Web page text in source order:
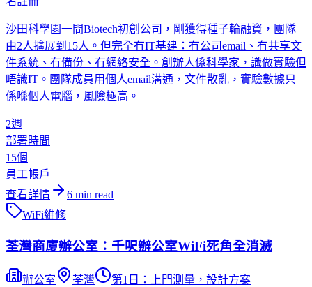
沙田科學園一間Biotech初創公司，剛獲得種子輪融資，團隊
由2人擴展到15人。但完全冇IT基建：冇公司email、冇共享文
件系統、冇備份、冇網絡安全。創辦人係科學家，識做實驗但
唔識IT。團隊成員用個人email溝通，文件散亂，實驗數據只
係喺個人電腦，風險極高。
2週
部署時間
15個
員工帳戶
查看詳情
6 min read
WiFi維修
荃灣商廈辦公室：千呎辦公室WiFi死角全消滅
辦公室 荃灣 第1日：上門測量，設計方案